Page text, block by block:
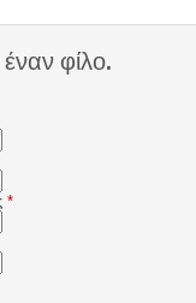
φίλο.
*